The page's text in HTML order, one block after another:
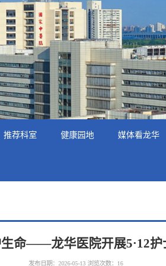
推荐科室 健康园地 媒体看龙华
命——龙华医院开展5·12护
发布日期：2026-05-13 浏览次数： 16